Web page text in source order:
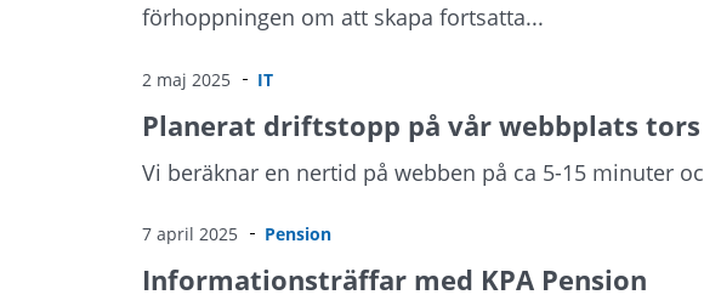
förhoppningen om att skapa fortsatta...
2 maj 2025 IT
Planerat driftstopp på vår webbplats tors
Vi beräknar en nertid på webben på ca 5-15 minuter
7 april 2025 Pension
Informationsträffar med KPA Pension